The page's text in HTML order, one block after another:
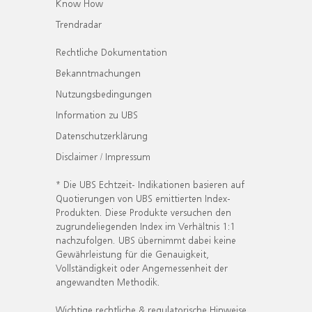
Know How
Trendradar
Rechtliche Dokumentation
Bekanntmachungen
Nutzungsbedingungen
Information zu UBS
Datenschutzerklärung
Disclaimer / Impressum
* Die UBS Echtzeit- Indikationen basieren auf
Quotierungen von UBS emittierten Index-
Produkten. Diese Produkte versuchen den
zugrundeliegenden Index im Verhältnis 1:1
nachzufolgen. UBS übernimmt dabei keine
Gewährleistung für die Genauigkeit,
Vollständigkeit oder Angemessenheit der
angewandten Methodik.